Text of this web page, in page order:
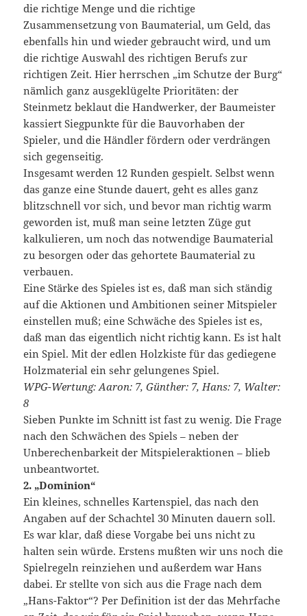
die richtige Menge und die richtige
Zusammensetzung von Baumaterial, um Geld, das
ebenfalls hin und wieder gebraucht wird, und um
die richtige Auswahl des richtigen Berufs zur
richtigen Zeit. Hier herrschen „im Schutze der Burg“
nämlich ganz ausgeklügelte Prioritäten: der
Steinmetz beklaut die Handwerker, der Baumeister
kassiert Siegpunkte für die Bauvorhaben der
Spieler, und die Händler fördern oder verdrängen
sich gegenseitig.
Insgesamt werden 12 Runden gespielt. Selbst wenn
das ganze eine Stunde dauert, geht es alles ganz
blitzschnell vor sich, und bevor man richtig warm
geworden ist, muß man seine letzten Züge gut
kalkulieren, um noch das notwendige Baumaterial
zu besorgen oder das gehortete Baumaterial zu
verbauen.
Eine Stärke des Spieles ist es, daß man sich ständig
auf die Aktionen und Ambitionen seiner Mitspieler
einstellen muß; eine Schwäche des Spieles ist es,
daß man das eigentlich nicht richtig kann. Es ist halt
ein Spiel. Mit der edlen Holzkiste für das gediegene
Holzmaterial ein sehr gelungenes Spiel.
WPG-Wertung: Aaron: 7, Günther: 7, Hans: 7, Walter:
8
Sieben Punkte im Schnitt ist fast zu wenig. Die Frage
nach den Schwächen des Spiels – neben der
Unberechenbarkeit der Mitspieleraktionen – blieb
unbeantwortet.
2. „Dominion“
Ein kleines, schnelles Kartenspiel, das nach den
Angaben auf der Schachtel 30 Minuten dauern soll.
Es war klar, daß diese Vorgabe bei uns nicht zu
halten sein würde. Erstens mußten wir uns noch die
Spielregeln reinziehen und außerdem war Hans
dabei. Er stellte von sich aus die Frage nach dem
„Hans-Faktor“? Per Definition ist der das Mehrfache